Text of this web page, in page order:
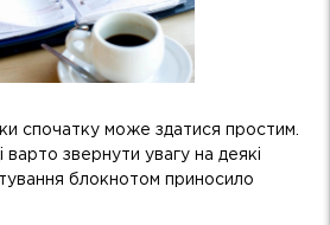
спочатку може здатися простим.
варто звернути увагу на деякі
блокнотом приносило